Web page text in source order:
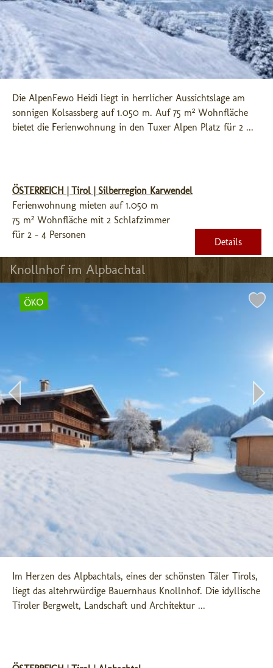
Die AlpenFewo Heidi liegt in herrlicher Aussichtslage am
sonnigen Kolsassberg auf 1.050 m. Auf 75 m² Wohnfläche
bietet die Ferienwohnung in den Tuxer Alpen Platz für 2 ...
ÖSTERREICH | Tirol | Silberregion Karwendel
Ferienwohnung mieten auf 1.050 m
75 m² Wohnfläche mit 2 Schlafzimmer
für 2 - 4 Personen
Details
Knollnhof im Alpbachtal
ÖKO
Im Herzen des Alpbachtals, eines der schönsten Täler Tirols,
liegt das altehrwürdige Bauernhaus Knollnhof. Die idyllische
Tiroler Bergwelt, Landschaft und Architektur ...